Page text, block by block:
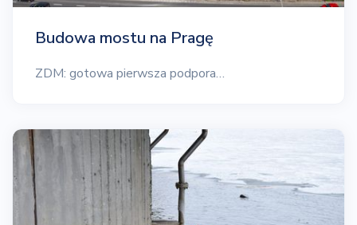
Budowa mostu na Pragę
ZDM: gotowa pierwsza podpora…